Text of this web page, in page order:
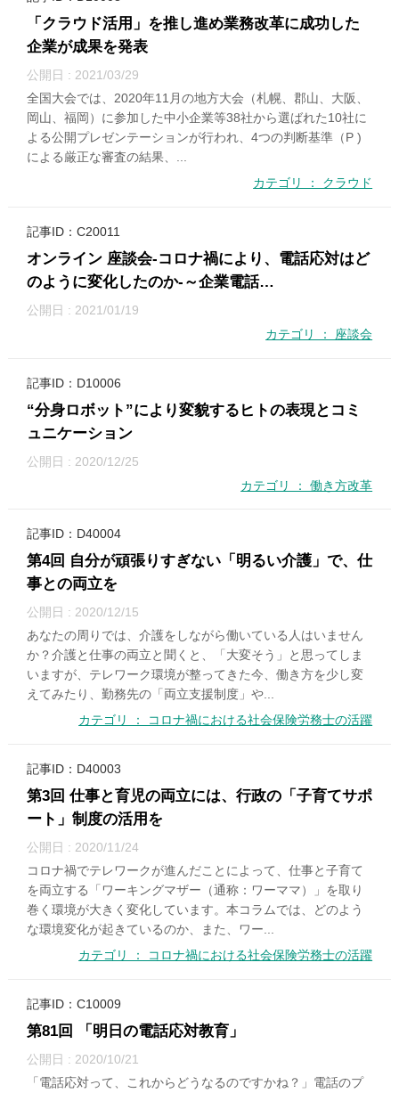
「クラウド活用」を推し進め業務改革に成功した
企業が成果を発表
公開日 : 2021/03/29
全国大会では、2020年11月の地方大会（札幌、郡山、大阪、
岡山、福岡）に参加した中小企業等38社から選ばれた10社に
よる公開プレゼンテーションが行われ、4つの判断基準（P )
による厳正な審査の結果、...
カテゴリ ： クラウド
記事ID：C20011
オンライン 座談会-コロナ禍により、電話応対はど
のように変化したのか-～企業電話…
公開日 : 2021/01/19
カテゴリ ： 座談会
記事ID：D10006
“分身ロボット”により変貌するヒトの表現とコミ
ュニケーション
公開日 : 2020/12/25
カテゴリ ： 働き方改革
記事ID：D40004
第4回 自分が頑張りすぎない「明るい介護」で、仕
事との両立を
公開日 : 2020/12/15
あなたの周りでは、介護をしながら働いている人はいません
か？介護と仕事の両立と聞くと、「大変そう」と思ってしま
いますが、テレワーク環境が整ってきた今、働き方を少し変
えてみたり、勤務先の「両立支援制度」や...
カテゴリ ： コロナ禍における社会保険労務士の活躍
記事ID：D40003
第3回 仕事と育児の両立には、行政の「子育てサポ
ート」制度の活用を
公開日 : 2020/11/24
コロナ禍でテレワークが進んだことによって、仕事と子育て
を両立する「ワーキングマザー（通称：ワーママ）」を取り
巻く環境が大きく変化しています。本コラムでは、どのよう
な環境変化が起きているのか、また、ワー...
カテゴリ ： コロナ禍における社会保険労務士の活躍
記事ID：C10009
第81回 「明日の電話応対教育」
公開日 : 2020/10/21
「電話応対って、これからどうなるのですかね？」電話のプ